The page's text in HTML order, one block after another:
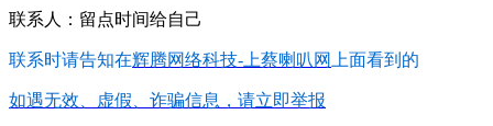
联系人：留点时间给自己
联系时请告知在辉腾网络科技-上蔡喇叭网 上面看到的
如遇无效、虚假、诈骗信息，请立即举报